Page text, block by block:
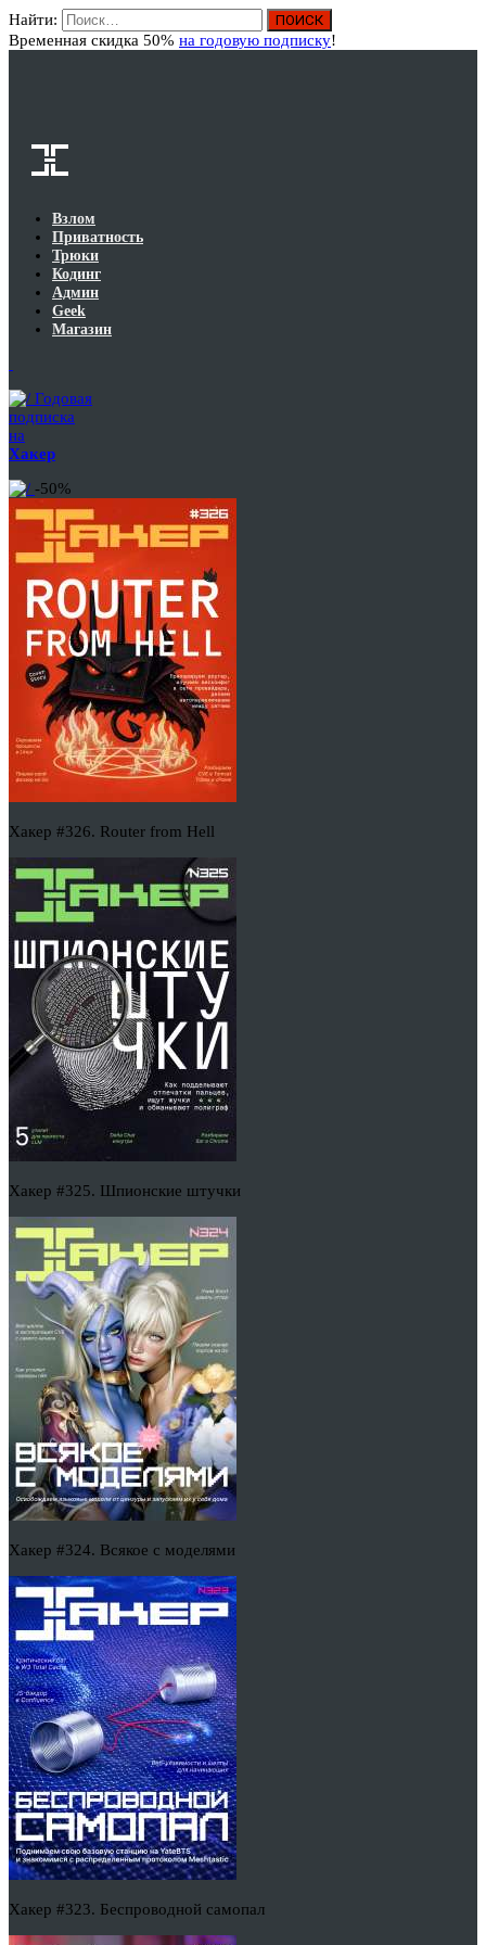
Найти:
Временная скидка 50% на годовую подписку!
Взлом
Приватность
Трюки
Кодинг
Админ
Geek
Магазин
Годовая
подписка
на
Хакер
-50%
Хакер #326. Router from Hell
Хакер #325. Шпионские штучки
Хакер #324. Всякое с моделями
Хакер #323. Беспроводной самопал